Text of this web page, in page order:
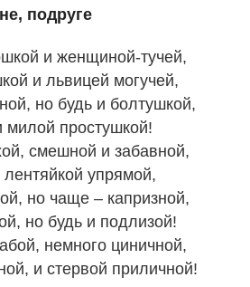
подруге
и женщиной-тучей,
и львицей могучей,
но будь и болтушкой,
простушкой!
смешной и забавной,
упрямой,
но чаще – капризной,
но будь и подлизой!
немного циничной,
и стервой приличной!